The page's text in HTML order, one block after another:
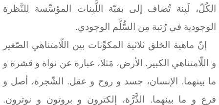
الكُلّ، لَبِنة تُضاف إلى بقيّة اللَّبِنات المؤسِّسة لِلنَّظرة
الوجودية في رُتبة مِن السُّلَّم الوجودي.
إنّ ماهية الخلق ثلاثية المكوِّنات بين اللّامتناهي الصّغير
و اللّامتناهي الكبير. الأرض، مَثلا، عبارة عن نواة و قشرة و
ما بينهما. الإنسان، جسد و روح و عقل. الشّجرة، أصل و
فرع و ما بينهما. الذَّرَّة، إلكترون و بروتون و نوترون.